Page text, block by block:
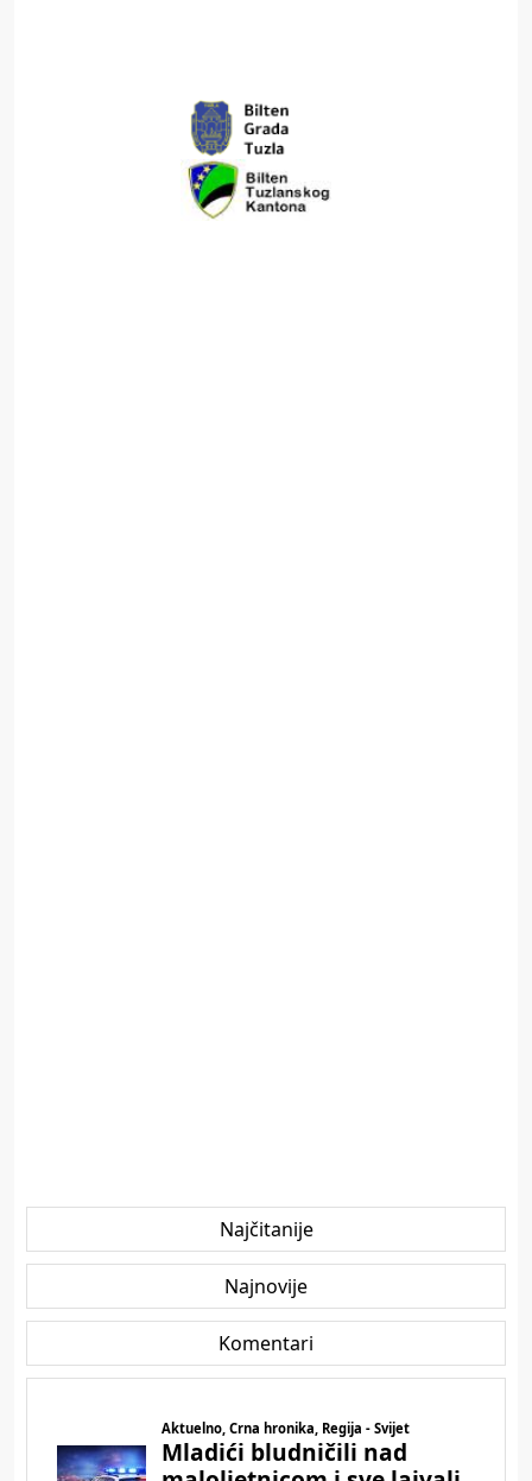
Najčitanije
Najnovije
Komentari